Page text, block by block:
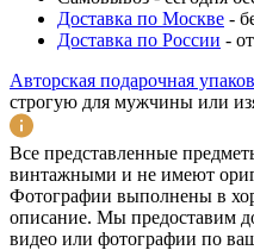
Доставка по Москве -
Доставка по России -
Авторская подарочная
строгую для мужчины или
Все представленные
винтажными и не имеют
Фотографии выполнены в
описание. Мы предоставим
видео или фотографии по